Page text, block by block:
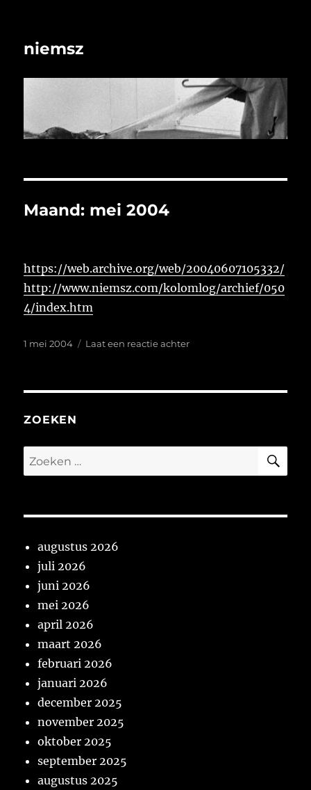
niemsz
Maand: mei 2004
https://web.archive.org/web/20040607105332/
http://www.niemsz.com/kolomlog/archief/050
4/index.htm
Geplaatst
1 mei 2004 Laat een reactie achterop
ZOEKEN
Zoeken
naar:
augustus 2026
juli 2026
juni 2026
mei 2026
april 2026
maart 2026
februari 2026
januari 2026
december 2025
november 2025
oktober 2025
september 2025
augustus 2025